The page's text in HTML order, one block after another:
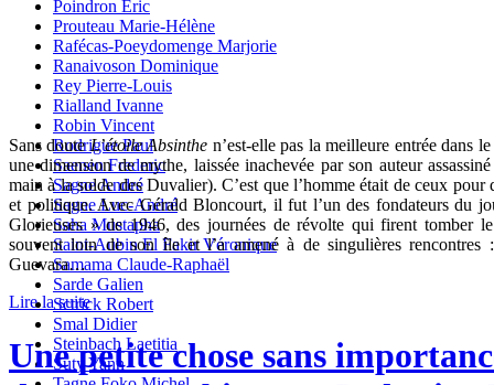
Poindron Eric
Prouteau Marie-Hélène
Rafécas-Poeydomenge Marjorie
Ranaivoson Dominique
Rey Pierre-Louis
Rialland Ivanne
Robin Vincent
Rodrigue Paul
Saenen Frederic
Sagne André
Sagne Luc-André
Saha Mustapha
Saint-Aubin El Fakir Véronique
Samama Claude-Raphaël
Sarde Galien
Sctrick Robert
Smal Didier
Steinbach Laetitia
Suty Yann
Sans douteL’étoile Absinthe n’est-elle pas la meilleure entrée dans
une dimension de mythe, laissée inachevée par son auteur
main à la solde des Duvalier). C’est que l’homme était de ceux
et politique. Avec Gérald Bloncourt, il fut l’un des fondateurs du
Glorieuses » de 1946, des journées de révolte qui firent tomber
souvent loin de son île et l’a amené à de singulières
Guevara…
Lire la suite
Une petite chose sans